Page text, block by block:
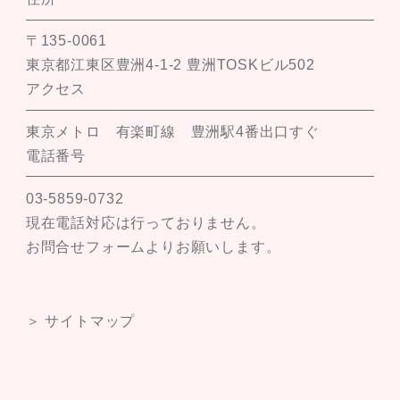
〒135-0061
東京都江東区豊洲4-1-2 豊洲TOSKビル502
アクセス
東京メトロ 有楽町線 豊洲駅4番出口すぐ
電話番号
03-5859-0732
現在電話対応は行っておりません。
お問合せフォームよりお願いします。
＞ サイトマップ